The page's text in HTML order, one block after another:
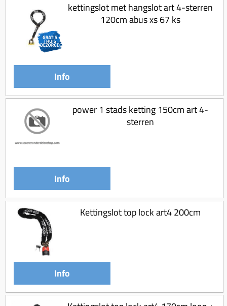
Origineel zuigers
Tomos opvoeren (kits)
Koppeling compleet
Koppeling trekveer
Ketting / tandwiel
Koeling (delen)
Overbrenging
kettingslot met hangslot art 4-sterren
120cm abus xs 67 ks
Info
power 1 stads ketting 150cm art 4-
sterren
Info
Kettingslot top lock art4 200cm
Info